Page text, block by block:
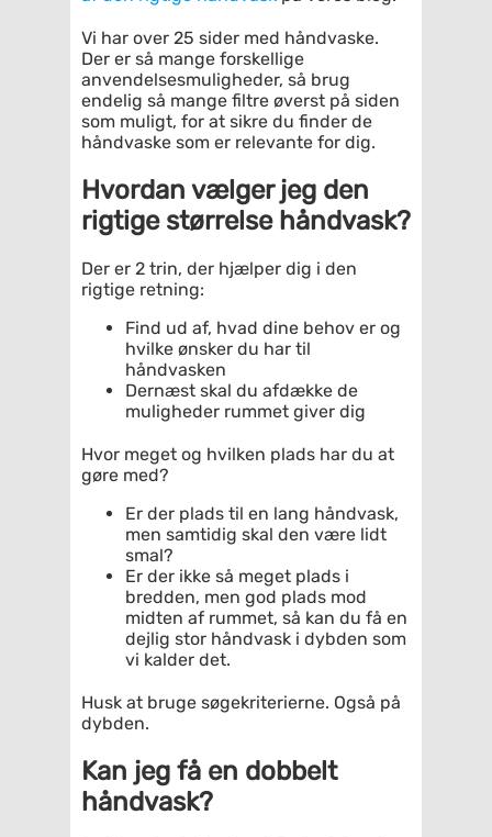
Vi har over 25 sider med håndvaske.
Der er så mange forskellige
anvendelsesmuligheder, så brug
endelig så mange filtre øverst på siden
som muligt, for at sikre du finder de
håndvaske som er relevante for dig.
Hvordan vælger jeg den
rigtige størrelse håndvask?
Der er 2 trin, der hjælper dig i den
rigtige retning:
Find ud af, hvad dine behov er og
hvilke ønsker du har til
håndvasken
Dernæst skal du afdække de
muligheder rummet giver dig
Hvor meget og hvilken plads har du at
gøre med?
Er der plads til en lang håndvask,
men samtidig skal den være lidt
smal?
Er der ikke så meget plads i
bredden, men god plads mod
midten af rummet, så kan du få en
dejlig stor håndvask i dybden som
vi kalder det.
Husk at bruge søgekriterierne. Også på
dybden.
Kan jeg få en dobbelt
håndvask?